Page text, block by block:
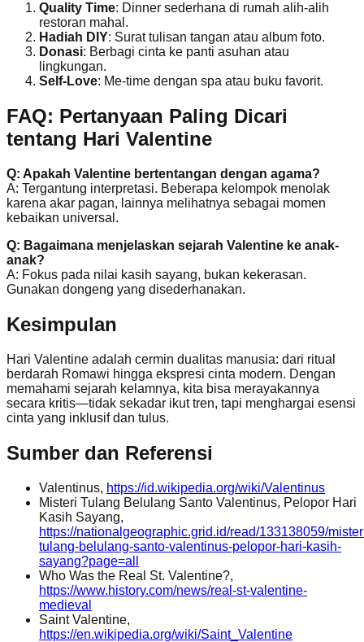
Quality Time: Dinner sederhana di rumah alih-alih
restoran mahal.
Hadiah DIY: Surat tulisan tangan atau album foto.
Donasi: Berbagi cinta ke panti asuhan atau
lingkungan.
Self-Love: Me-time dengan spa atau buku favorit.
FAQ: Pertanyaan Paling Dicari
tentang Hari Valentine
Q: Apakah Valentine bertentangan dengan agama?
A: Tergantung interpretasi. Beberapa kelompok menolak
karena akar pagan, lainnya melihatnya sebagai momen
kebaikan universal.
Q: Bagaimana menjelaskan sejarah Valentine ke anak-
anak?
A: Fokus pada nilai kasih sayang, bukan kekerasan.
Gunakan dongeng yang disederhanakan.
Kesimpulan
Hari Valentine adalah cermin dualitas manusia: dari ritual
berdarah Romawi hingga ekspresi cinta modern. Dengan
memahami sejarah kelamnya, kita bisa merayakannya
secara kritis—tidak sekadar ikut tren, tapi menghargai esensi
cinta yang inklusif dan tulus.
Sumber dan Referensi
Valentinus, https://id.wikipedia.org/wiki/Valentinus
Misteri Tulang Belulang Santo Valentinus, Pelopor Hari
Kasih Sayang,
https://nationalgeographic.grid.id/read/133138059/
tulang-belulang-santo-valentinus-pelopor-hari-kasih-
sayang?page=all
Who Was the Real St. Valentine?,
https://www.history.com/news/real-st-valentine-
medieval
Saint Valentine,
https://en.wikipedia.org/wiki/Saint_Valentine